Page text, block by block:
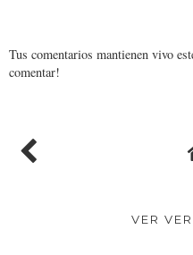
Tus comentarios mantienen vivo
comentar!
VER